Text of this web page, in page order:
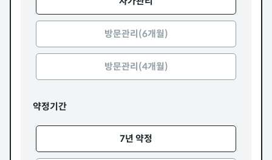
방문관리(6개월)
방문관리(4개월)
약정기간
7년 약정